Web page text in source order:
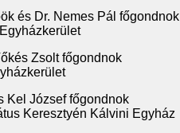
és Dr. Nemes Pál főgondnok
Zsolt főgondnok
Kel József főgondnok
Keresztyén Kálvini Egyház